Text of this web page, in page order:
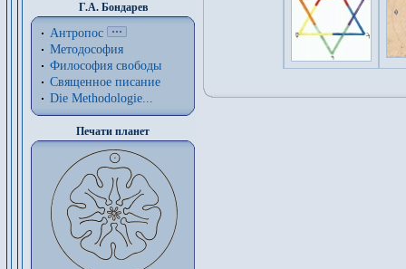
Г.А. Бондарев
Антропос
Методософия
Философия cвободы
Священное писание
Die Methodologie...
Печати планет